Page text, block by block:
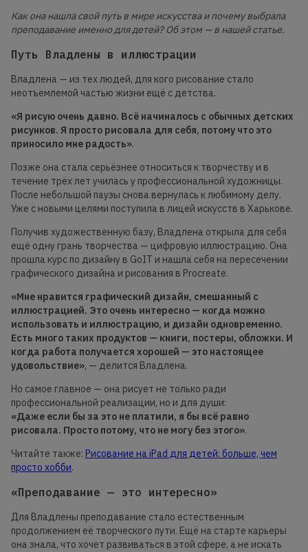
Как она нашла свой путь в мире искусства и почему выбрала
преподавание именно для детей? Об этом — в нашей статье.
Путь Владлены в иллюстрации
Владлена — из тех людей, для кого рисование стало
неотъемлемой частью жизни ещё с детства.
«Я рисую очень давно. Всё начиналось с обычных детских
рисунков. Я просто рисовала для себя, потому что это
приносило мне радость».
Позже она стала серьёзнее относиться к творчеству и в
течение трёх лет училась у профессиональной художницы.
После небольшой паузы снова вернулась к любимому делу.
Уже с новыми целями поступила в лицей искусств в Харькове.
Получив художественную базу, Владлена открыла для себя
ещё одну грань творчества — цифровую иллюстрацию. Она
прошла курс по дизайну в GoIT и нашла себя на пересечении
графического дизайна и рисования в Procreate.
«Мне нравится графический дизайн, смешанный с
иллюстрацией. Это очень интересно — когда можно
использовать и иллюстрацию, и дизайн одновременно.
Есть много таких продуктов — книги, постеры, обложки. И
когда работа получается хорошей — это настоящее
удовольствие», — делится Владлена.
Но самое главное — она рисует не только ради
профессиональной реализации, но и для души:
«Даже если бы за это не платили, я бы всё равно
рисовала. Просто потому, что не могу без этого».
Читайте также: Рисование на iPad для детей: больше, чем
просто хобби.
«Преподавание — это интересно»
Для Владлены преподавание стало естественным
продолжением её творческого пути. Ещё на старте карьеры
она знала, что хочет развиваться в этой сфере, а не искать